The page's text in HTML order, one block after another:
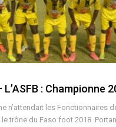
: Championne
n’attendait les Fonctionnaires
trône du Faso foot 2018.